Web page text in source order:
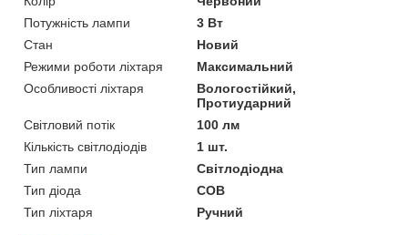
Потужність лампи
3 Вт
Стан
Новий
Режими роботи ліхтаря
Максимальний
Особливості ліхтаря
Вологостійкий,
Протиударний
Світловий потік
100 лм
Кількість світлодіодів
1 шт.
Тип лампи
Світлодіодна
Тип діода
COB
Тип ліхтаря
Ручний